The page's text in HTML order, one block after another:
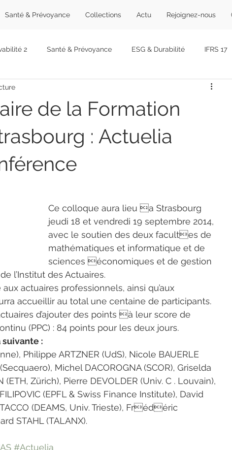
Santé & Prévoyance Collections Actu Rejoignez-nous
2 Santé & Prévoyance ESG & Durabilité IFRS 17
Projet
de la Formation
: Actuelia
Ce colloque aura lieu a Strasbourg
jeudi 18 et vendredi 19 septembre 2014,
avec le soutien des deux facultes de
mathématiques et informatique et de
sciences économiques et de gestion
l’Institut des Actuaires.
actuaires professionnels, ainsi qu’aux
accueillir au total une centaine de participants.
d’ajouter des points à leur score de
(PPC) : 84 points pour les deux jours.
:
Philippe ARTZNER (UdS), Nicole BAUERLE
Michel DACOROGNA (SCOR), Griselda
(ETH, Zürich), Pierre DEVOLDER (Univ. C . Louvain),
(EPFL & Swiss Finance Institute), David
(DEAMS, Univ. Trieste), Frédéric
STAHL (TALANX).
#Actuelia